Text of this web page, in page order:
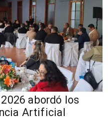
abordó los
Artificial